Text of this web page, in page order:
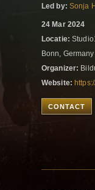
Led by: Sonja
24 Mar 2024
Locatie:
Bonn,
Organizer:
Website:
CONTACT